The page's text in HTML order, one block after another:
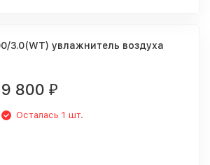
3.0(WT) увлажнитель воздуха
9 800 ₽
Осталась 1 шт.